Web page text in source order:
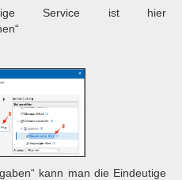
Service ist hier
kann man die Eindeutige